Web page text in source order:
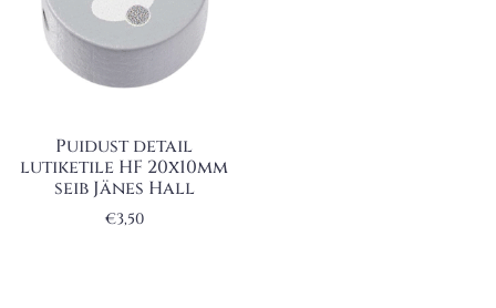
Puidust detail
lutiketile HF 20x10mm
seib Jänes Hall
€3,50